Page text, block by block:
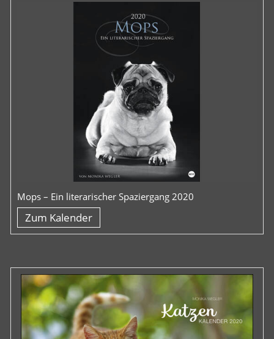
Mops – Ein literarischer Spaziergang 2020
Zum Kalender